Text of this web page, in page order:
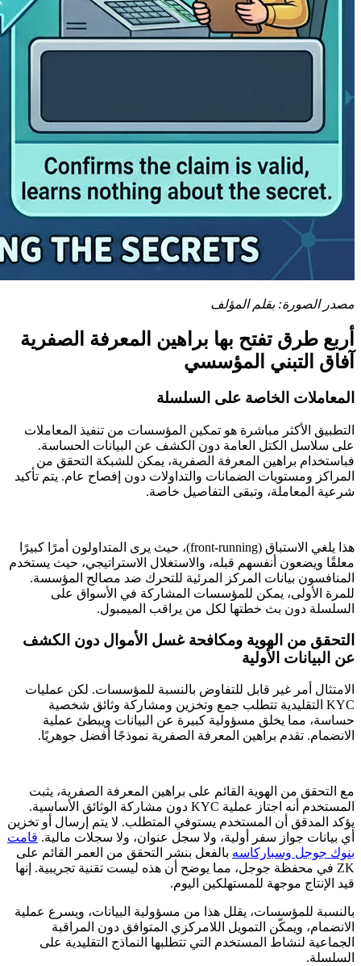
مصدر الصورة: بقلم المؤلف
أربع طرق تفتح بها براهين المعرفة الصفرية
آفاق التبني المؤسسي
المعاملات الخاصة على السلسلة
التطبيق الأكثر مباشرة هو تمكين المؤسسات من تنفيذ المعاملات
على سلاسل الكتل العامة دون الكشف عن البيانات الحساسة.
فباستخدام براهين المعرفة الصفرية، يمكن للشبكة التحقق من
المراكز ومستويات الضمانات والتداولات دون إفصاح عام. يتم تأكيد
شرعية المعاملة، وتبقى التفاصيل خاصة.
هذا يلغي الاستباق (front-running)، حيث يرى المتداولون أمرًا كبيرًا
معلقًا ويضعون أنفسهم قبله، والاستغلال الاستراتيجي، حيث يستخدم
المنافسون بيانات المركز المرئية للتحرك ضد مصالح المؤسسة.
للمرة الأولى، يمكن للمؤسسات المشاركة في الأسواق على
السلسلة دون بث خطتها لكل من يراقب الميمبول.
التحقق من الهوية ومكافحة غسل الأموال دون الكشف
عن البيانات الأولية
الامتثال أمر غير قابل للتفاوض بالنسبة للمؤسسات. لكن عمليات
KYC التقليدية تتطلب جمع وتخزين ومشاركة وثائق شخصية
حساسة، مما يخلق مسؤولية كبيرة عن البيانات ويبطئ عملية
الانضمام. تقدم براهين المعرفة الصفرية نموذجًا أفضل جوهريًا.
مع التحقق من الهوية القائم على براهين المعرفة الصفرية، يثبت
المستخدم أنه اجتاز عملية KYC دون مشاركة الوثائق الأساسية.
يؤكد المدقق أن المستخدم يستوفي المتطلب. لا يتم إرسال أو تخزين
أي بيانات جواز سفر أولية، ولا سجل عنوان، ولا سجلات مالية. قامت
بنوك جوجل وسباركاسه بالفعل بنشر التحقق من العمر القائم على
ZK في محفظة جوجل، مما يوضح أن هذه ليست تقنية تجريبية. إنها
قيد الإنتاج موجهة للمستهلكين اليوم.
بالنسبة للمؤسسات، يقلل هذا من مسؤولية البيانات، ويسرع عملية
الانضمام، ويمكّن التمويل اللامركزي المتوافق دون المراقبة
الجماعية لنشاط المستخدم التي تتطلبها النماذج التقليدية على
السلسلة.